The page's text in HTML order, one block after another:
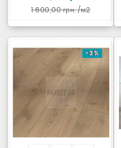
1 600,00 грн./м2
-3%